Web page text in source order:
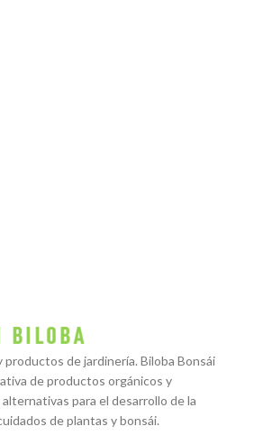
de jardinería. Biloba Bonsái
de productos orgánicos y
para el desarrollo de la
de plantas y bonsái.